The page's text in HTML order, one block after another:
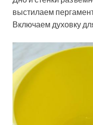
выстилаем
Включаем духовку